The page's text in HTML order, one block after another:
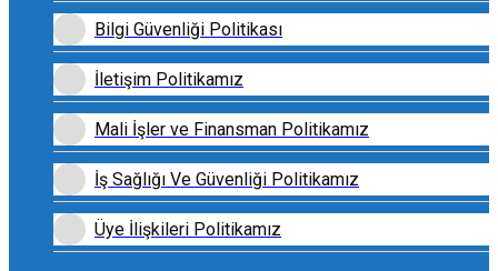
Bilgi Güvenliği Politikası
İletişim Politikamız
Mali İşler ve Finansman Politikamız
İş Sağlığı Ve Güvenliği Politikamız
Üye İlişkileri Politikamız